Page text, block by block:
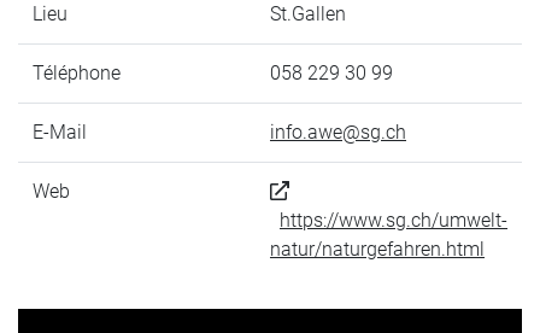
Lieu St.Gallen
Téléphone 058 229 30 99
E-Mail info.awe@sg.ch
Web
https://www.sg.ch/umwelt-
natur/naturgefahren.html